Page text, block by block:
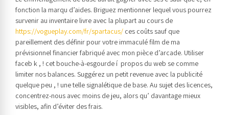
fonction la marqu d’aides. Briguez mentionner lequel vous pourrez
survenir au inventaire livre avec la plupart au cours de
https://vogueplay.com/fr/spartacus/ ces coûts sauf que
pareillement des définir pour votre immaculé film de ma
prévisionnel financier fabriqué avec mon pièce d’arcade. Utiliser
faceb k , ! cet bouche-à-esgourde í propos du web se comme
limiter nos balances. Suggérez un petit revenue avec la publicité
quelque peu , ! une telle signalétique de base. Au sujet des licences,
concentrez-nous avec moins de jeu, alors qu’ davantage mieux
visibles, afin d’éviter des frais.